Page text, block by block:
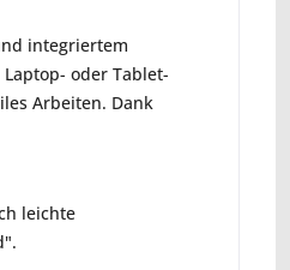
integriertem
oder Tablet-
Arbeiten. Dank
leichte